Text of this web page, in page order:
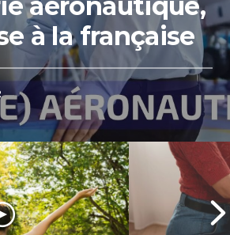
à la française